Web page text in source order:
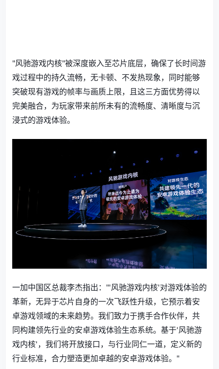
"风驰游戏内核"被深度嵌入至芯片底层，确保了长时间游
戏过程中的持久流畅，无卡顿、不发热现象，同时能够
突破现有游戏的帧率与画质上限，且这三方面优势得以
完美融合，为玩家带来前所未有的流畅度、清晰度与沉
浸式的游戏体验。
一加中国区总裁李杰指出："'风驰游戏内核'对游戏体验的
革新，无异于芯片自身的一次飞跃性升级，它预示着安
卓游戏领域的未来趋势。我们致力于携手合作伙伴，共
同构建领先行业的安卓游戏体验生态系统。基于'风驰游
戏内核'，我们将开放接口，与行业同仁一道，定义新的
行业标准，合力塑造更加卓越的安卓游戏体验。"